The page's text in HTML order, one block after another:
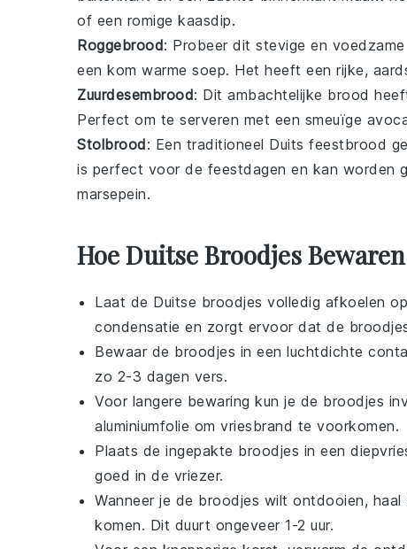
of een romige kaasdip.
Roggebrood: Probeer dit stevige en voedzame
een kom warme soep. Het heeft een rijke,
Zuurdesembrood: Dit ambachtelijke brood
Perfect om te serveren met een smeuïge
Stolbrood: Een traditioneel Duits feestbrood
is perfect voor de feestdagen en kan worden
marsepein.
Hoe Duitse Broodjes
Laat de Duitse broodjes volledig afkoelen
condensatie en zorgt ervoor dat de
Bewaar de broodjes in een luchtdichte
zo 2-3 dagen vers.
Voor langere bewaring kun je de broodjes
aluminiumfolie om vriesbrand te voorkomen.
Plaats de ingepakte broodjes in een
goed in de vriezer.
Wanneer je de broodjes wilt ontdooien,
komen. Dit duurt ongeveer 1-2 uur.